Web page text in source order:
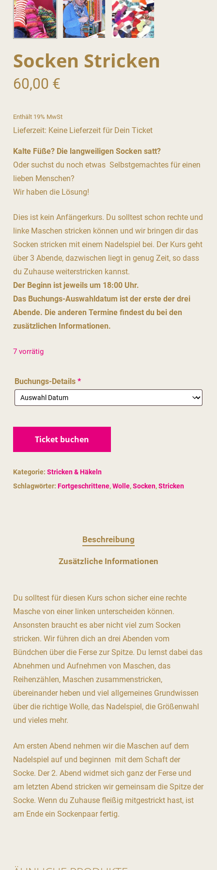
Socken Stricken
60,00 €
Enthält 19% MwSt
Lieferzeit: Keine Lieferzeit für Dein Ticket
Kalte Füße? Die langweiligen Socken satt?
Oder suchst du noch etwas Selbstgemachtes für einen
lieben Menschen?
Wir haben die Lösung!
Dies ist kein Anfängerkurs. Du solltest schon rechte und
linke Maschen stricken können und wir bringen dir das
Socken stricken mit einem Nadelspiel bei. Der Kurs geht
über 3 Abende, dazwischen liegt in genug Zeit, so dass
du Zuhause weiterstricken kannst.
Der Beginn ist jeweils um 18:00 Uhr.
Das Buchungs-Auswahldatum ist der erste der drei
Abende. Die anderen Termine findest du bei den
zusätzlichen Informationen.
7 vorrätig
Buchungs-Details *
Ticket buchen
Kategorie: Stricken & Häkeln
Schlagwörter: Fortgeschrittene,Wolle,Socken,Stricken
Beschreibung
Zusätzliche Informationen
Du solltest für diesen Kurs schon sicher eine rechte
Masche von einer linken unterscheiden können.
Ansonsten braucht es aber nicht viel zum Socken
stricken. Wir führen dich an drei Abenden vom
Bündchen über die Ferse zur Spitze. Du lernst dabei das
Abnehmen und Aufnehmen von Maschen, das
Reihenzählen, Maschen zusammenstricken,
übereinander heben und viel allgemeines Grundwissen
über die richtige Wolle, das Nadelspiel, die Größenwahl
und vieles mehr.
Am ersten Abend nehmen wir die Maschen auf dem
Nadelspiel auf und beginnen mit dem Schaft der
Socke. Der 2. Abend widmet sich ganz der Ferse und
am letzten Abend stricken wir gemeinsam die Spitze der
Socke. Wenn du Zuhause fleißig mitgestrickt hast, ist
am Ende ein Sockenpaar fertig.